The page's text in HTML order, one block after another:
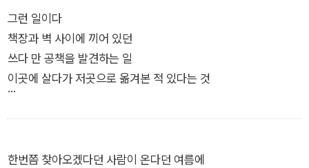
로의 본질을 성찰한다. 세상 곳곳에 자리한 통점을 날카롭게 감각
하고 뜨거운 한 시절을 살아내며 한층 성숙해진 시적 자아는 이제
더 넓은 곳을 향해 나아간다.
그런 일이다
책장과 벽 사이에 끼어 있던
쓰다 만 공책을 발견하는 일
이곳에 살다가 저곳으로 옮겨본 적 있다는 것
보이지 않는 곳
그늘의 인대가 끊어진다
한번쯤 찾아오겠다던 사람이 온다던 여름에